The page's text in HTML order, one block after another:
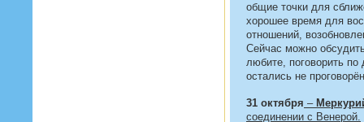
общие точки для
хорошее время для
отношений,
Сейчас можно
любите, поговорить
остались не
31 октября –
соединении с Венерой.